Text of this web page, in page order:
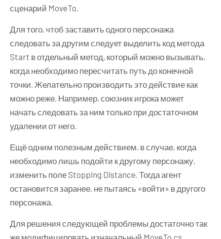
сценарий MoveTo.
Для того, чтоб заставить одного персонажа
следовать за другим следует выделить код метода
Start в отдельный метод, который можно вызывать,
когда необходимо пересчитать путь до конечной
точки. Желательно производить это действие как
можно реже. Например, союзник игрока может
начать следовать за ним только при достаточном
удалении от него.
Ещё одним полезным действием, в случае, когда
необходимо лишь подойти к другому персонажу,
изменить поле Stopping Distance. Тогда агент
остановится заранее, не пытаясь «войти» в другого
персонажа.
Для решения следующей проблемы достаточно так